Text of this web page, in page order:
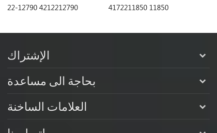
22-12790 4212212790
11850 4172211850
الإشتراك
بحاجة الى مساعدة
العلامات الساخنة